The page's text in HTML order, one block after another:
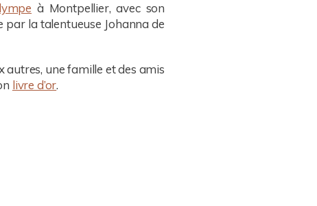
à Montpellier, avec son
la talentueuse Johanna de
une famille et des amis
livre d’or.